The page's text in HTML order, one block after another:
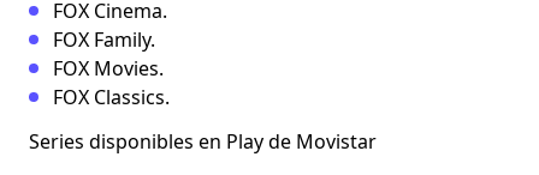
FOX Cinema.
FOX Family.
FOX Movies.
FOX Classics.
Series disponibles en Play de Movistar